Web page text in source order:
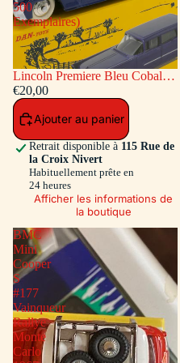
500
Exemplaires)
Lincoln Premiere Bleu Cobalt
(Série de 500 Exemplaires)
€20,00
Ajouter au panier
Retrait disponible à 115 Rue de
la Croix Nivert
Habituellement prête en
24 heures
Afficher les informations de
la boutique
BMC
Mini
Cooper
S
#177
Vainqueur
Rallye
Monte
Carlo